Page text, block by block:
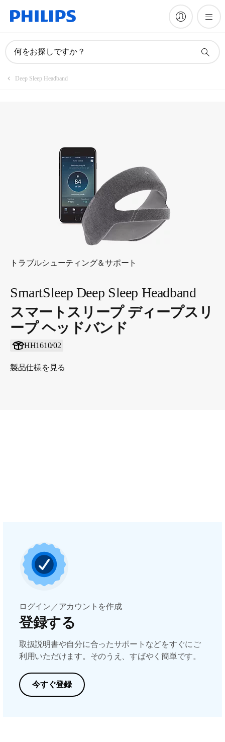
何をお探しですか？
Deep Sleep Headband
トラブルシューティング＆サポート
SmartSleep Deep Sleep Headband
スマートスリープ ディープスリ
ープ ヘッドバンド
HH1610/02
製品仕様を見る
マニュアルとドキュメント
ログイン／アカウントを作成
登録する
取扱説明書や自分に合ったサポートなどをすぐにご
利用いただけます。そのうえ、すばやく簡単です。
今すぐ登録